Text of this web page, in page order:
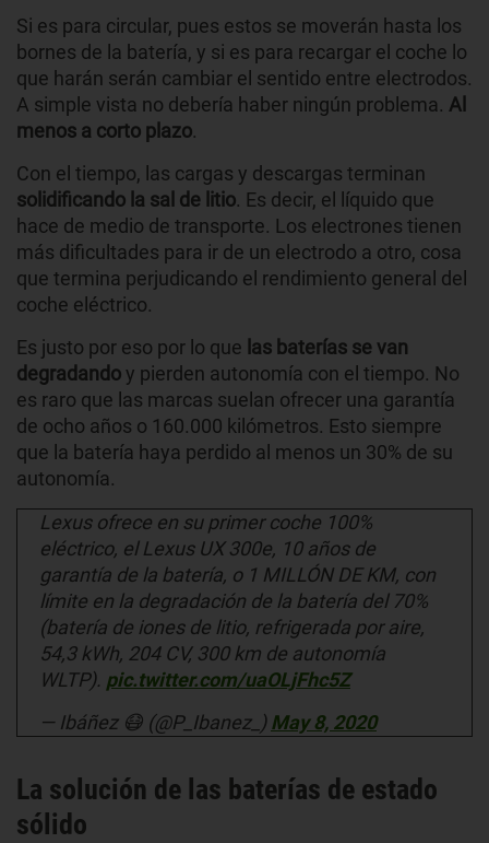
Si es para circular, pues estos se moverán hasta los
bornes de la batería, y si es para recargar el coche lo
que harán serán cambiar el sentido entre electrodos.
A simple vista no debería haber ningún problema. Al
menos a corto plazo.
Con el tiempo, las cargas y descargas terminan
solidificando la sal de litio. Es decir, el líquido que
hace de medio de transporte. Los electrones tienen
más dificultades para ir de un electrodo a otro, cosa
que termina perjudicando el rendimiento general del
coche eléctrico.
Es justo por eso por lo que las baterías se van
degradandoy pierden autonomía con el tiempo. No
es raro que las marcas suelan ofrecer una garantía
de ocho años o 160.000 kilómetros. Esto siempre
que la batería haya perdido al menos un 30% de su
autonomía.
Lexus ofrece en su primer coche 100%
eléctrico, el Lexus UX 300e, 10 años de
garantía de la batería, o 1 MILLÓN DE KM, con
límite en la degradación de la batería del 70%
(batería de iones de litio, refrigerada por aire,
54,3 kWh, 204 CV, 300 km de autonomía
WLTP). pic.twitter.com/uaOLjFhc5Z
— Ibáñez 😷 (@P_Ibanez_)May 8, 2020
La solución de las baterías de estado
sólido